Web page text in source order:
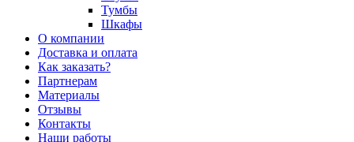
Тумбы
Шкафы
О компании
Доставка и оплата
Как заказать?
Партнерам
Материалы
Отзывы
Контакты
Наши работы